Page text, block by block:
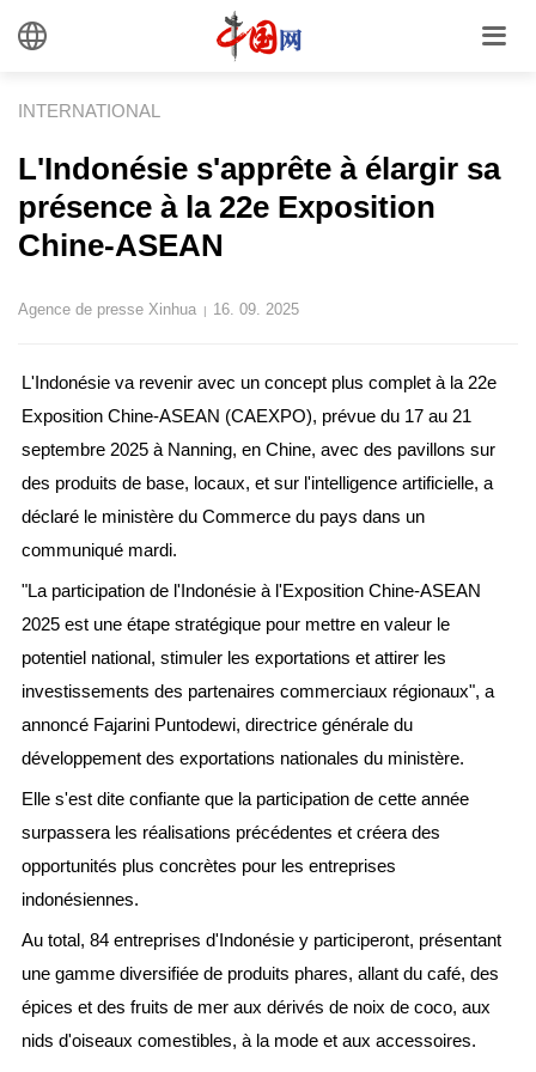
INTERNATIONAL
L'Indonésie s'apprête à élargir sa
présence à la 22e Exposition
Chine-ASEAN
Agence de presse Xinhua | 16. 09. 2025
L'Indonésie va revenir avec un concept plus complet à la 22e
Exposition Chine-ASEAN (CAEXPO), prévue du 17 au 21
septembre 2025 à Nanning, en Chine, avec des pavillons sur
des produits de base, locaux, et sur l'intelligence artificielle, a
déclaré le ministère du Commerce du pays dans un
communiqué mardi.
"La participation de l'Indonésie à l'Exposition Chine-ASEAN
2025 est une étape stratégique pour mettre en valeur le
potentiel national, stimuler les exportations et attirer les
investissements des partenaires commerciaux régionaux", a
annoncé Fajarini Puntodewi, directrice générale du
développement des exportations nationales du ministère.
Elle s'est dite confiante que la participation de cette année
surpassera les réalisations précédentes et créera des
opportunités plus concrètes pour les entreprises
indonésiennes.
Au total, 84 entreprises d'Indonésie y participeront, présentant
une gamme diversifiée de produits phares, allant du café, des
épices et des fruits de mer aux dérivés de noix de coco, aux
nids d'oiseaux comestibles, à la mode et aux accessoires.